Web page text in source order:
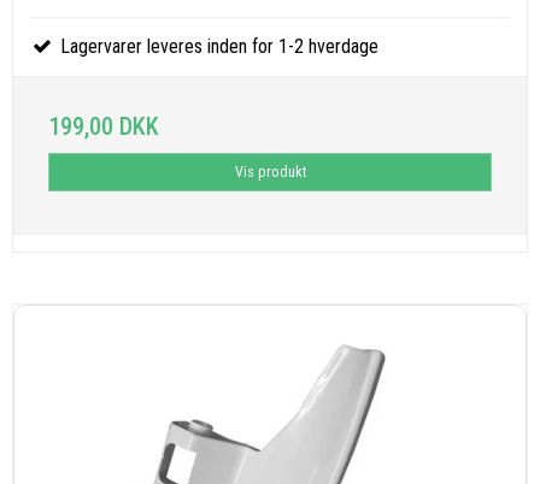
Lagervarer leveres inden for 1-2 hverdage
199,00 DKK
Vis produkt